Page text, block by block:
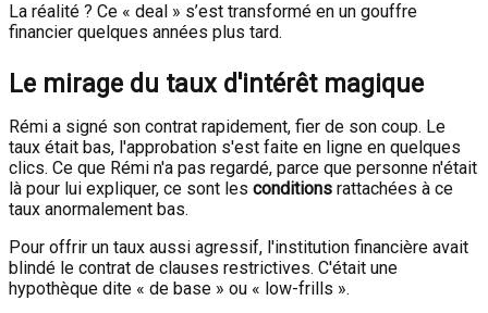
La réalité ? Ce « deal » s’est transformé en un gouffre
financier quelques années plus tard.
Le mirage du taux d'intérêt magique
Rémi a signé son contrat rapidement, fier de son coup. Le
taux était bas, l'approbation s'est faite en ligne en quelques
clics. Ce que Rémi n'a pas regardé, parce que personne n'était
là pour lui expliquer, ce sont les conditions rattachées à ce
taux anormalement bas.
Pour offrir un taux aussi agressif, l'institution financière avait
blindé le contrat de clauses restrictives. C'était une
hypothèque dite « de base » ou « low-frills ».